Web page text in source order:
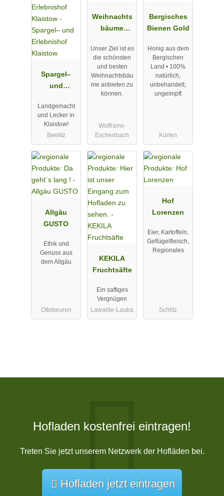
Spargel–
und
Klaistow
Landgemacht
und Lecker in
Klaistow!
Beelitz
Weihnachts
bäume
Unser Ziel ist es
die schönsten
und besten
Weihnachtsbäu
me anbieten zu
können.
Wolframs-
Eschenbach
Bergisches
Bienen Gold
Honig aus dem
Bergischen
Land • 100%
natürlich,
unbehandelt,
ungeimpft
Kürten
Allgäu
GUSTO
Ethik und
Genuss aus
dem Allgäu
Ottobeuren
KEKILA
Fruchtsäfte
Ein saftiges
Vergnügen
Lawalde-Lauba
Hof
Lorenzen
Eier, Kartoffeln,
Geflügelfleisch,
Regionales
Schlitz
Hofladen kostenfrei eintragen!
Treten Sie jetzt unserem Netzwerk der Hofläden bei.
Hofladen jetzt eintragen